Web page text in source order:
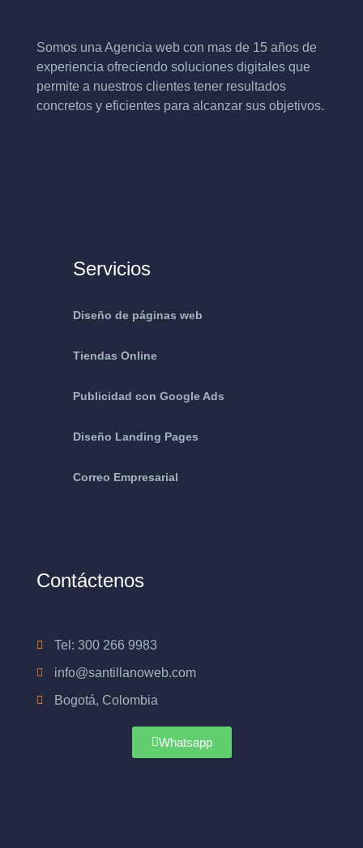
Somos una Agencia web con mas de 15 años de
experiencia ofreciendo soluciones digitales que
permite a nuestros clientes tener resultados
concretos y eficientes para alcanzar sus objetivos.
Servicios
Diseño de páginas web
Tiendas Online
Publicidad con Google Ads
Diseño Landing Pages
Correo Empresarial
Contáctenos
Tel: 300 266 9983
info@santillanoweb.com
Bogotá, Colombia
Whatsapp